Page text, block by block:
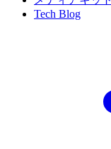
Tech Blog